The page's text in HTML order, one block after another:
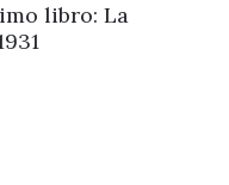
libro: La